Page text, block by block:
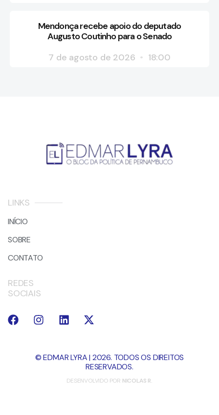
Mendonça recebe apoio do deputado
Augusto Coutinho para o Senado
7 de agosto de 2026
18:00
LINKS
INÍCIO
SOBRE
CONTATO
REDES
SOCIAIS
© EDMAR LYRA | 2026. TODOS OS DIREITOS
RESERVADOS.
DESENVOLVIDO POR NICOLAS R.